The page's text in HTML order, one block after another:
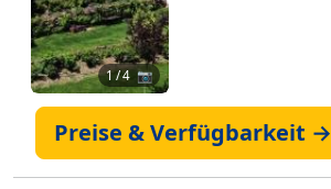
1/ 4 📷
Preise & Verfügbarkeit →